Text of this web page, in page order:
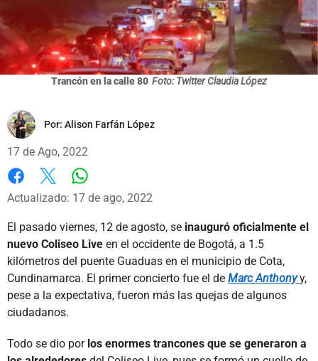
Trancón en la calle 80 Foto: Twitter Claudia López
Por: Alison Farfán López
17 de Ago, 2022
Facebook
X
Actualizado: 17 de ago, 2022
El pasado viernes, 12 de agosto, se inauguró oficialmente el
nuevo Coliseo Live en el occidente de Bogotá, a 1.5
kilómetros del puente Guaduas en el municipio de Cota,
Cundinamarca. El primer concierto fue el de Marc Anthonyy,
pese a la expectativa, fueron más las quejas de algunos
ciudadanos.
Todo se dio porlos enormes trancones que se generaron a